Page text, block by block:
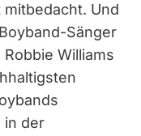
Und
Sänger
Williams
in der